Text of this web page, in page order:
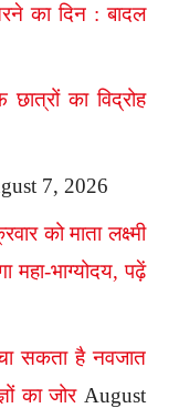
का दिन : बादल
का विद्रोह
7, 2026
को माता लक्ष्मी
महा-भाग्योदय, पढ़ें
सकता है नवजात
का जोर August